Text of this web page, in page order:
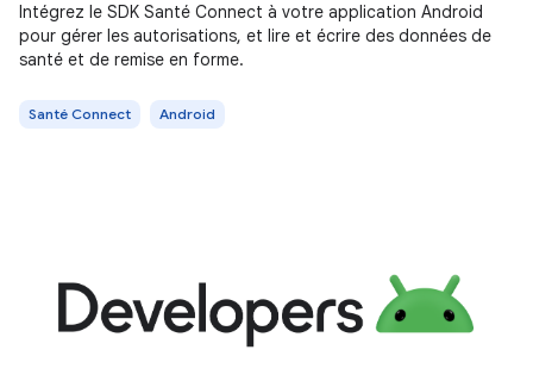
Intégrez le SDK Santé Connect à votre application Android
pour gérer les autorisations, et lire et écrire des données de
santé et de remise en forme.
Santé Connect Android